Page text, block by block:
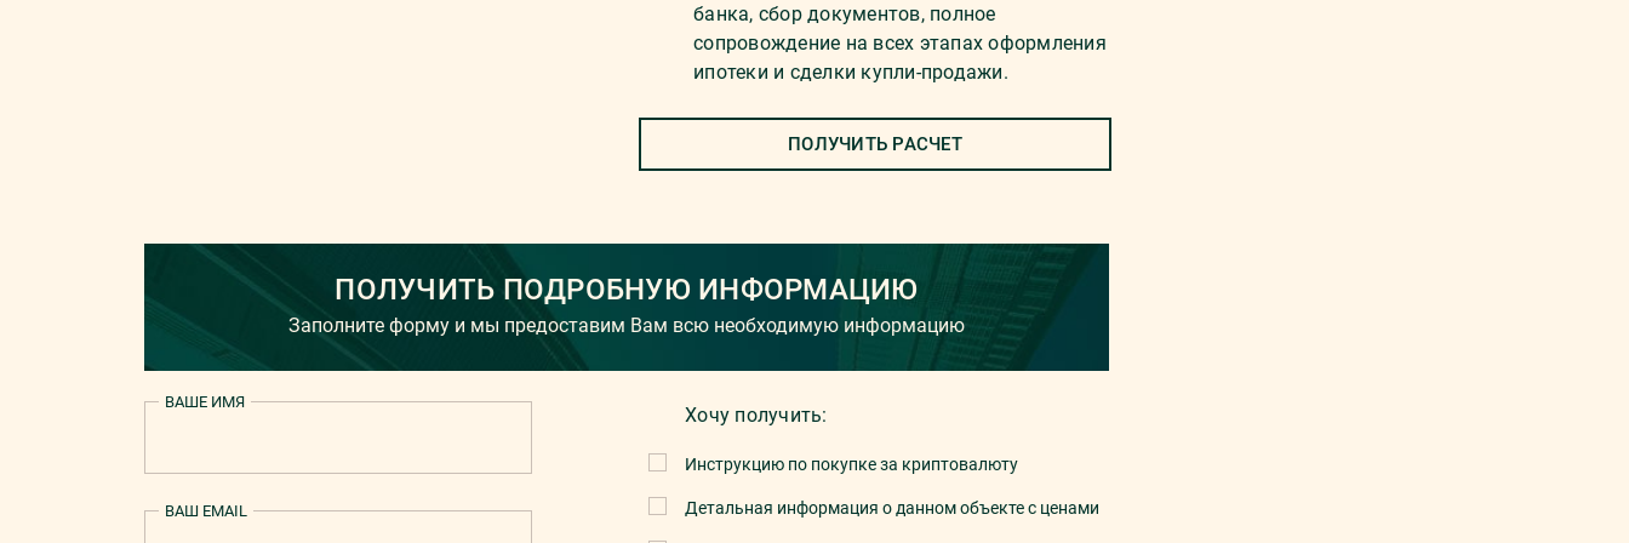
банка, сбор документов, полное
сопровождение на всех этапах оформления
ипотеки и сделки купли-продажи.
ПОЛУЧИТЬ РАСЧЕТ
ПОЛУЧИТЬ ПОДРОБНУЮ ИНФОРМАЦИЮ
Заполните форму и мы предоставим Вам всю необходимую информацию
ВАШЕ ИМЯ
ВАШ EMAIL
Хочу получить:
Инструкцию по покупке за криптовалюту
Детальная информация о данном объекте с ценами